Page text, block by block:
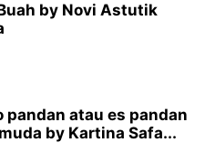
by Novi Astutik
pandan atau es pandan
by Kartina Safa...